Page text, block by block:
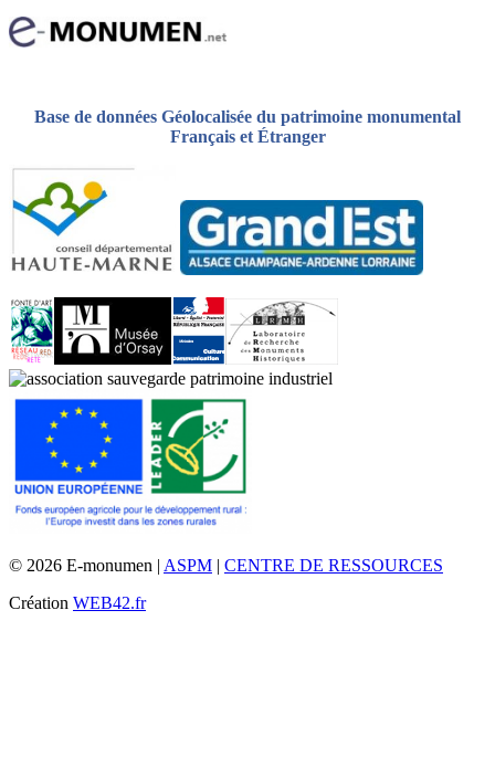
Base de données Géolocalisée du patrimoine monumental
Français et Étranger
© 2026 E-monumen | ASPM | CENTRE DE RESSOURCES
Création WEB42.fr